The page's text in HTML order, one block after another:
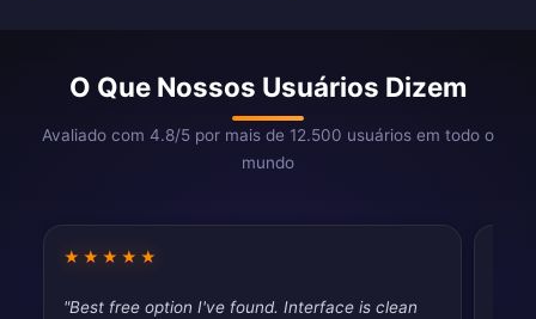
O Que Nossos Usuários Dizem
Avaliado com 4.8/5 por mais de 12.500 usuários em todo o
mundo
★★★★★
"Best free option I've found. Interface is clean